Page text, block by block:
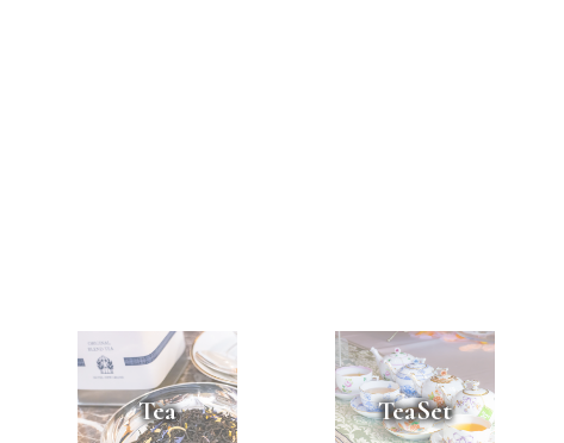
Tea TeaSet